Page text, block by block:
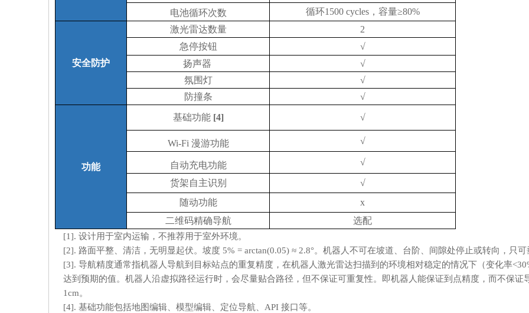
电池循环次数
循环1500 cycles， 容量≥80%
安全防护
激光雷达数量
2
急停按钮
√
扬声器
√
氛围灯
√
防撞条
√
功能
基础功能 [4] √
Wi-Fi 漫游功能 √
自动充电功能 √
货架自主识别
√
随动功能
x
二维码精确导航
选配
[1]. 设计用于室内运输，不推荐用于室外环境。
[2]. 路面平整、清洁，无明显起伏。坡度 5% = arctan(0.05) ≈ 2.8°。机器人不可在坡道、台阶、间隙处停止或转向，只
[3]. 导航精度通常指机器人导航到目标站点的重复精度，在机器人激光雷达扫描到的环境相对稳定的情况下（变化率
达到预期的值。机器人沿虚拟路径运行时，会尽量贴合路径，但不保证可重复性。即机器人能保证到点精度，而不保
1cm。
[4]. 基础功能包括地图编辑、模型编辑、定位导航、API 接口等。